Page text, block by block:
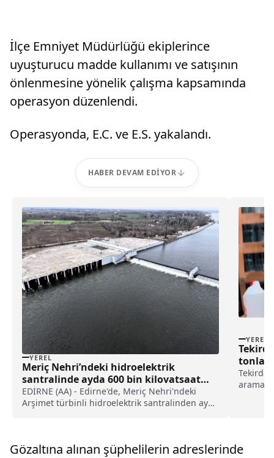
İlçe Emniyet Müdürlüğü ekiplerince
uyuşturucu madde kullanımı ve satışının
önlenmesine yönelik çalışma kapsamında
operasyon düzenlendi.
Operasyonda, E.C. ve E.S. yakalandı.
HABER DEVAM EDIYOR
YEREL
Meriç Nehri’ndeki hidroelektrik
santralinde ayda 600 bin kilovatsaat
elektrik üretiliyor
EDİRNE (AA) - Edirne'de, Meriç Nehri'ndeki
Arşimet türbinli hidroelektrik santralinden ayda
lastik sav...
YEREL
haberi
Gözaltına alınan şüphelilerin adreslerinde